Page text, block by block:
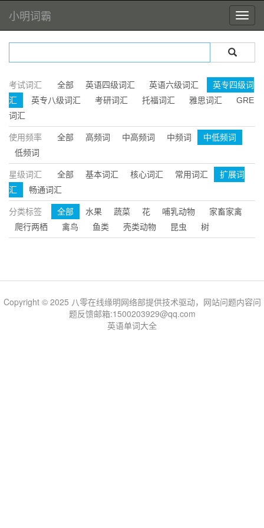
小明词霸
考试词汇 全部 英语四级词汇 英语六级词汇
英专四级词
汇
英专八级词汇 考研词汇 托福词汇 雅思词汇
GRE
词汇
使用频率 全部 高频词 中高频词 中频词
中低频词
低频词
星级词汇 全部 基本词汇 核心词汇 常用词汇
扩展词
汇
畅通词汇
分类标签 全部 水果 蔬菜 花 哺乳动物
家畜家禽
爬行两栖
禽鸟 鱼类 壳类动物 昆虫 树
Copyright © 2025 八零在线缘明网络部提供技术驱动，网站问题内容问
题反馈邮箱:1500203929@qq.com
英语单词大全